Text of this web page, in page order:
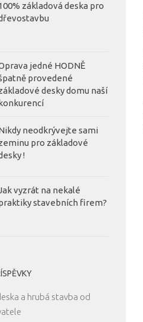
základová deska pro
jedné HODNĚ
provedené
desky domu naší
konkurencí
neodkrývejte sami
pro základové
!
vyzrát na nekalé
stavebních firem?
a hrubá stavba od